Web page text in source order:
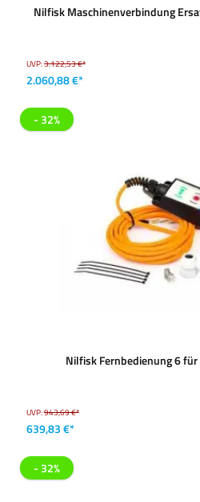
Nilfisk Maschinenverbindung
UVP:3.122,53 €*
2.060,88 €*
- 32%
Nilfisk Fernbedienung 6
UVP:943,69 €*
639,83 €*
- 32%